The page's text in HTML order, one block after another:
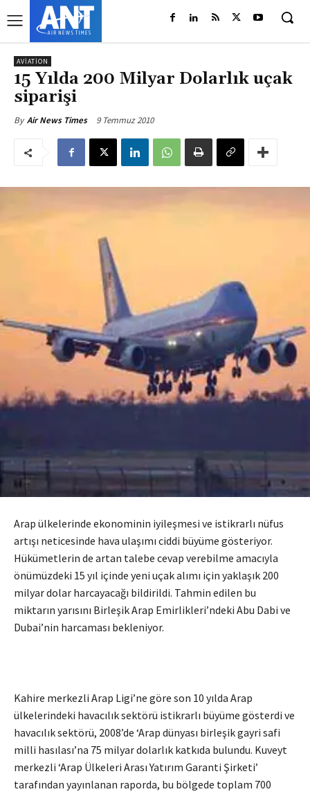
AVIATION
15 Yılda 200 Milyar Dolarlık uçak
siparişi
By Air News Times 9 Temmuz 2010
Arap ülkelerinde ekonominin iyileşmesi ve istikrarlı nüfus
artışı neticesinde hava ulaşımı ciddi büyüme gösteriyor.
Hükümetlerin de artan talebe cevap verebilme amacıyla
önümüzdeki 15 yıl içinde yeni uçak alımı için yaklaşık 200
milyar dolar harcayacağı bildirildi. Tahmin edilen bu
miktarın yarısını Birleşik Arap Emirlikleri’ndeki Abu Dabi ve
Dubai’nin harcaması bekleniyor.
Kahire merkezli Arap Ligi’ne göre son 10 yılda Arap
ülkelerindeki havacılık sektörü istikrarlı büyüme gösterdi ve
havacılık sektörü, 2008’de ‘Arap dünyası birleşik gayri safi
milli hasılası’na 75 milyar dolarlık katkıda bulundu. Kuveyt
merkezli ‘Arap Ülkeleri Arası Yatırım Garanti Şirketi’
tarafından yayınlanan raporda, bu bölgede toplam 700